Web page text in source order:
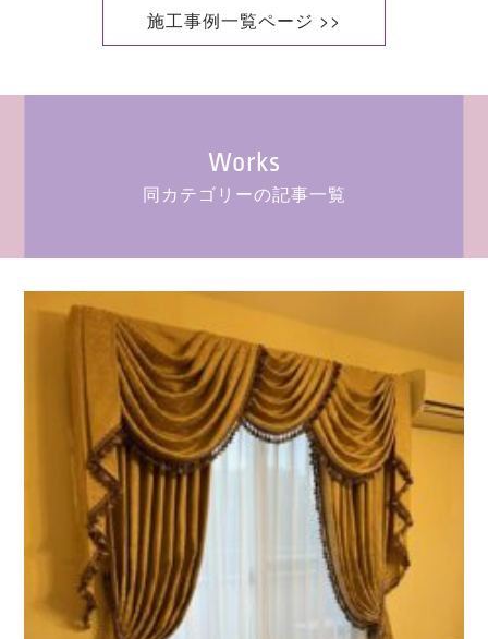
施工事例一覧ページ >>
Works
同カテゴリーの記事一覧